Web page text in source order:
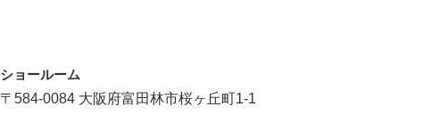
ショールーム
〒584-0084 大阪府富田林市桜ヶ丘町1-1